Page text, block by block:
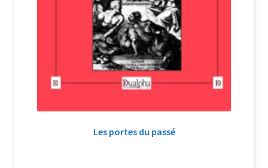
Les portes du passé